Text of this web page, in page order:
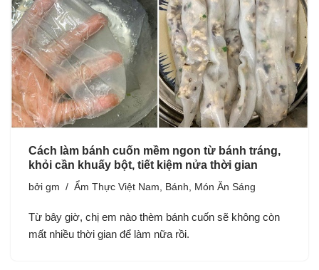
Cách làm bánh cuốn mềm ngon từ bánh tráng,
khỏi cần khuấy bột, tiết kiệm nửa thời gian
bởi gm Ẩm Thực Việt Nam, Bánh, Món Ăn Sáng
Từ bây giờ, chị em nào thèm bánh cuốn sẽ không còn
mất nhiều thời gian để làm nữa rồi.